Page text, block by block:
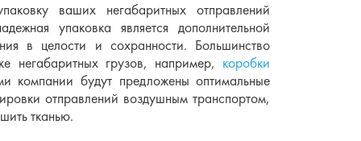
ваших негабаритных отправлений
упаковка является дополнительной
в целости и сохранности. Большинство
негабаритных грузов, например, коробки
компании будут предложены оптимальные
отправлений воздушным транспортом,
тканью.